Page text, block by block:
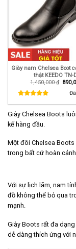
Giày nam Chelsea Boot
thật KEEDO TN-
1,450,000₫ Giá
Giày Chelsea Boots
kế hàng đầu.
Một đôi Chelsea
trong bất cứ hoàn
Với sự lịch lãm, nam
đồ không thể bỏ qua
mạnh.
Giày Boots rất đa
dễ dàng thích ứng với